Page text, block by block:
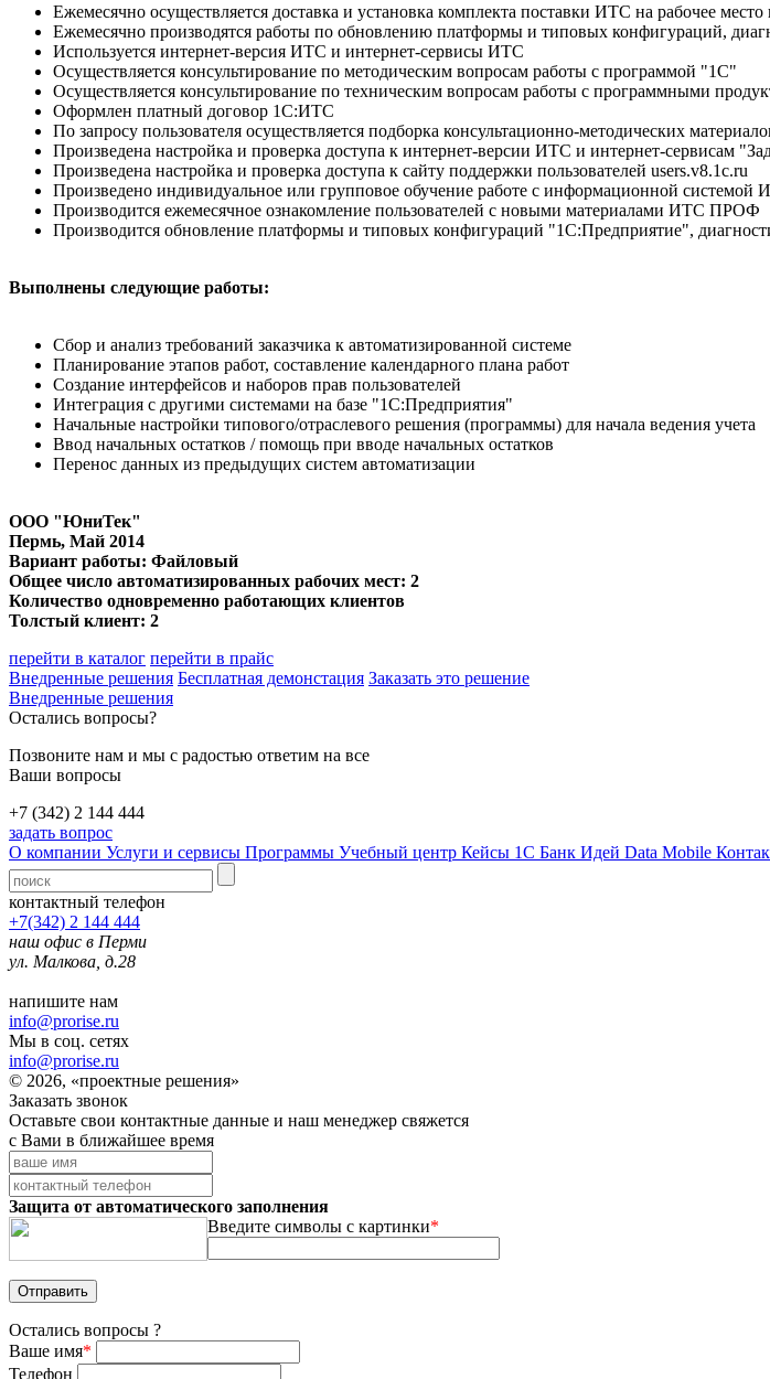
Ежемесячно осуществляется доставка и установка комплекта поставки ИТС на рабочее место
Ежемесячно производятся работы по обновлению платформы и типовых конфигураций,
Используется интернет-версия ИТС и интернет-сервисы ИТС
Осуществляется консультирование по методическим вопросам работы с программой "1С"
Осуществляется консультирование по техническим вопросам работы с программными
Оформлен платный договор 1С:ИТС
По запросу пользователя осуществляется подборка консультационно-методических
Произведена настройка и проверка доступа к интернет-версии ИТС и интернет-сервисам
Произведена настройка и проверка доступа к сайту поддержки пользователей users.v8.1c.ru
Произведено индивидуальное или групповое обучение работе с информационной системой
Производится ежемесячное ознакомление пользователей с новыми материалами ИТС ПРОФ
Производится обновление платформы и типовых конфигураций "1С:Предприятие",
Выполнены следующие работы:
Сбор и анализ требований заказчика к автоматизированной системе
Планирование этапов работ, составление календарного плана работ
Создание интерфейсов и наборов прав пользователей
Интеграция с другими системами на базе "1С:Предприятия"
Начальные настройки типового/отраслевого решения (программы) для начала ведения учета
Ввод начальных остатков / помощь при вводе начальных остатков
Перенос данных из предыдущих систем автоматизации
ООО "ЮниТек"
Пермь, Май 2014
Вариант работы: Файловый
Общее число автоматизированных рабочих мест: 2
Количество одновременно работающих клиентов
Толстый клиент: 2
перейти в каталог перейти в прайс
Внедренные решения Бесплатная демонстация Заказать это решение
Внедренные решения
Остались вопросы?
Позвоните нам и мы с радостью ответим на все
Ваши вопросы
+7 (342) 2 144 444
задать вопрос
О компании Услуги и сервисы Программы Учебный центр Кейсы 1С Банк Идей Data Mobile
контактный телефон
+7(342) 2 144 444
наш офис в Перми
ул. Малкова, д.28
напишите нам
info@prorise.ru
Мы в соц. сетях
info@prorise.ru
© 2026, «проектные решения»
Заказать звонок
Оставьте свои контактные данные и наш менеджер свяжется
с Вами в ближайшее время
Защита от автоматического заполнения
Введите символы с картинки*
Остались вопросы ?
Ваше имя*
Телефон